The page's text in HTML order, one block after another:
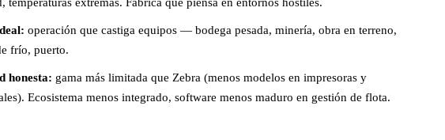
operación que castiga equipos — bodega pesada, minería, obra en terreno,
frío, puerto.
honesta: gama más limitada que Zebra (menos modelos en impresoras y
Ecosistema menos integrado, software menos maduro en gestión de flota.